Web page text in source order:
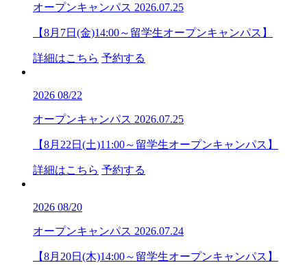
オープンキャンパス 2026.07.25
【8月7日(金)14:00～留学生オープンキャンパス】
詳細はこちら 予約する
2026 08/22
オープンキャンパス 2026.07.25
【8月22日(土)11:00～留学生オープンキャンパス】
詳細はこちら 予約する
2026 08/20
オープンキャンパス 2026.07.24
【8月20日(木)14:00～留学生オープンキャンパス】